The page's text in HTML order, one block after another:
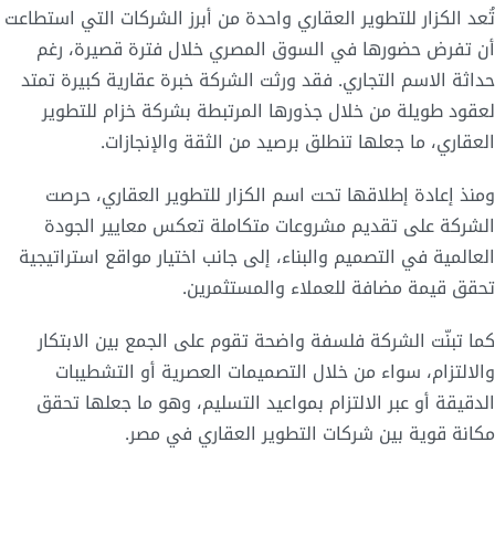
تُعد الكزار للتطوير العقاري واحدة من أبرز الشركات التي استطاعت
أن تفرض حضورها في السوق المصري خلال فترة قصيرة، رغم
حداثة الاسم التجاري. فقد ورثت الشركة خبرة عقارية كبيرة تمتد
لعقود طويلة من خلال جذورها المرتبطة بشركة خزام للتطوير
العقاري، ما جعلها تنطلق برصيد من الثقة والإنجازات.
ومنذ إعادة إطلاقها تحت اسم الكزار للتطوير العقاري، حرصت
الشركة على تقديم مشروعات متكاملة تعكس معايير الجودة
العالمية في التصميم والبناء، إلى جانب اختيار مواقع استراتيجية
تحقق قيمة مضافة للعملاء والمستثمرين.
كما تبنّت الشركة فلسفة واضحة تقوم على الجمع بين الابتكار
والالتزام، سواء من خلال التصميمات العصرية أو التشطيبات
الدقيقة أو عبر الالتزام بمواعيد التسليم، وهو ما جعلها تحقق
مكانة قوية بين شركات التطوير العقاري في مصر.